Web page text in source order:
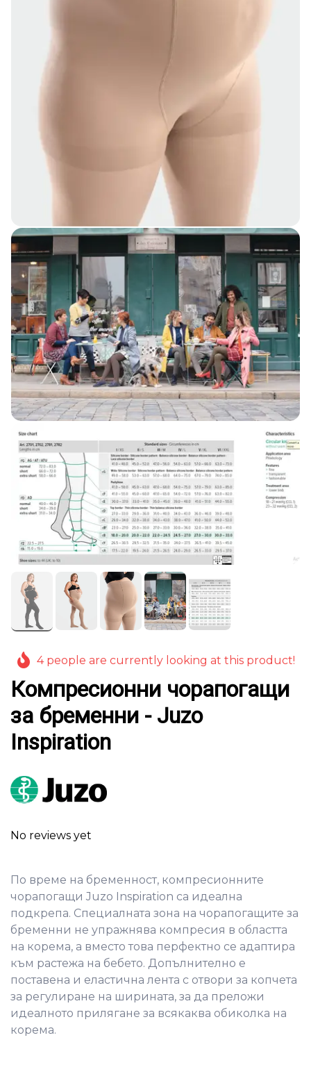
4 people are currently looking at this product!
Компресионни чорапогащи
за бременни - Juzo
Inspiration
No reviews yet
По време на бременност, компресионните
чорапогащи Juzo Inspiration са идеална
подкрепа. Специалната зона на чорапогащите за
бременни не упражнява компресия в областта
на корема, а вместо това перфектно се адаптира
към растежа на бебето. Допълнително е
поставена и еластична лента с отвори за копчета
за регулиране на ширината, за да преложи
идеалното прилягане за всякаква обиколка на
корема.